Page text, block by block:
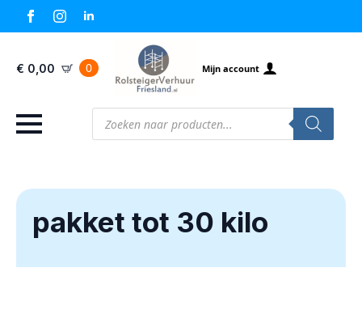
€ 0,00 0 Mijn account
Producten
zoeken
pakket tot 30 kilo